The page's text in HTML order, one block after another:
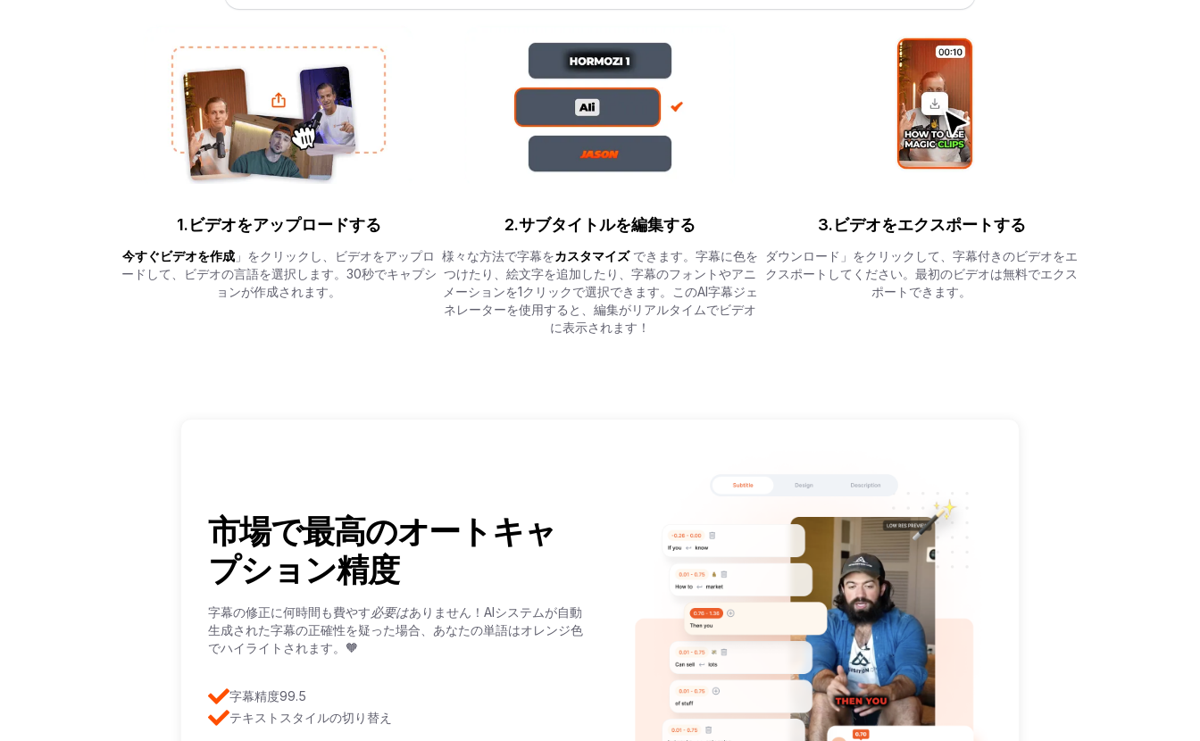
1.ビデオをアップロードする
今すぐビデオを作成 」をクリックし、ビデオをアップロ
ードして、ビデオの言語を選択します。30秒でキャプシ
ョンが作成されます。
2.サブタイトルを編集する
様々な方法で字幕をカスタマイズ できます。字幕に色を
つけたり、絵文字を追加したり、字幕のフォントやアニ
メーションを1クリックで選択できます。このAI字幕ジェ
ネレーターを使用すると、編集がリアルタイムでビデオ
に表示されます！
3.ビデオをエクスポートする
ダウンロード」をクリックして、字幕付きのビデオをエ
クスポートしてください。最初のビデオは無料でエクス
ポートできます。
市場で最高のオートキャ
プション精度
字幕の修正に何時間も費やす必要はありません！AIシステムが自動
生成された字幕の正確性を疑った場合、あなたの単語はオレンジ色
でハイライトされます。🧡
字幕精度99.5
テキストスタイルの切り替え